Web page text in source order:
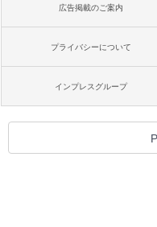
広告掲載のご案内
プライバシーについて
インプレスグループ